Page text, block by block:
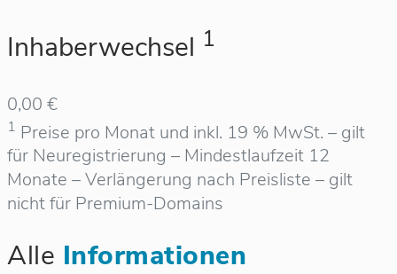
Inhaberwechsel 1
0,00 €
1 Preise pro Monat und inkl. 19 % MwSt. – gilt
für Neuregistrierung – Mindestlaufzeit 12
Monate – Verlängerung nach Preisliste – gilt
nicht für Premium-Domains
Alle Informationen